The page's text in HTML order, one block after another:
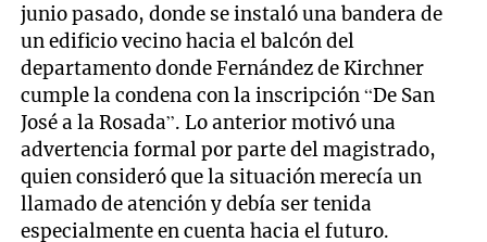
junio pasado, donde se instaló una bandera de
un edificio vecino hacia el balcón del
departamento donde Fernández de Kirchner
cumple la condena con la inscripción “De San
José a la Rosada”. Lo anterior motivó una
advertencia formal por parte del magistrado,
quien consideró que la situación merecía un
llamado de atención y debía ser tenida
especialmente en cuenta hacia el futuro.